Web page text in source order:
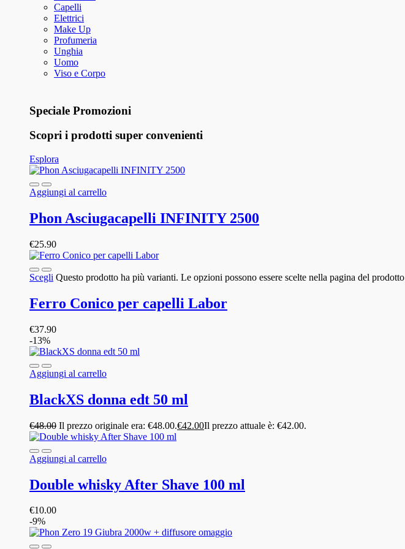
Capelli
Elettrici
Make Up
Profumeria
Unghia
Uomo
Viso e Corpo
Speciale Promozioni
Scopri i prodotti super convenienti
Esplora
Aggiungi al carrello
Phon Asciugacapelli INFINITY 2500
€25.90
Scegli Questo prodotto ha più varianti. Le opzioni possono essere scelte nella pagina del prodotto
Ferro Conico per capelli Labor
€37.90
-13%
Aggiungi al carrello
BlackXS donna edt 50 ml
€48.00 Il prezzo originale era: €48.00.€42.00Il prezzo attuale è: €42.00.
Aggiungi al carrello
Double whisky After Shave 100 ml
€10.00
-9%